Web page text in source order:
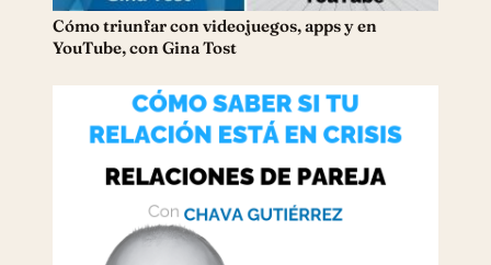
Cómo triunfar con videojuegos, apps y en
YouTube, con Gina Tost